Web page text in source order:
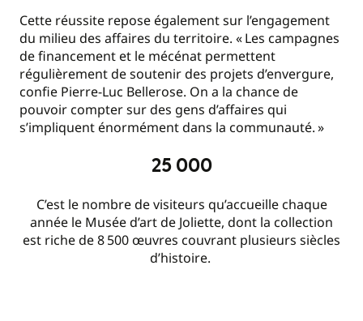
Cette réussite repose également sur l’engagement
du milieu des affaires du territoire. «Les campagnes
de financement et le mécénat permettent
régulièrement de soutenir des projets d’envergure,
confie Pierre-Luc Bellerose. On a la chance de
pouvoir compter sur des gens d’affaires qui
s’impliquent énormément dans la communauté.»
25 000
C’est le nombre de visiteurs qu’accueille chaque
année le Musée d’art de Joliette, dont la collection
est riche de 8500 œuvres couvrant plusieurs siècles
d’histoire.